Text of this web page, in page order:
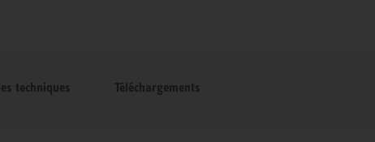
techniques Téléchargements